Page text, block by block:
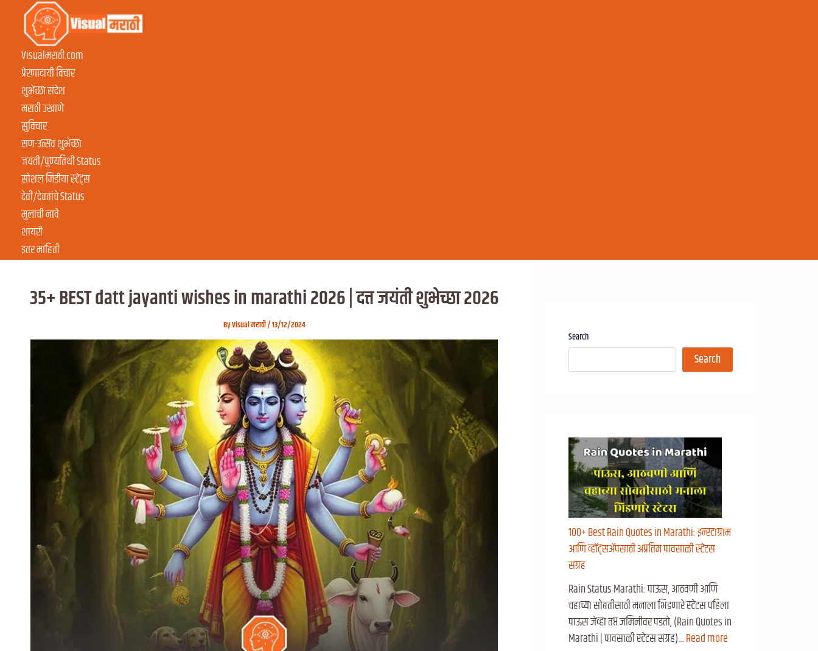
Visualमराठी.com
प्रेरणादायी विचार
शुभेच्छा संदेश
मराठी उखाणे
सुविचार
सण-उत्सव शुभेच्छा
जयंती/पुण्यतिथी Status
सोशल मिडीया स्टेट्स
देवी/देवतांचे Status
मुलांची नावे
शायरी
इतर माहिती
35+ BEST datt jayanti wishes in marathi 2026 | दत्त जयंती शुभेच्छा २०२६
ByVisual मराठी/13/12/2024
Search
Search
100+ Best Rain Quotes in Marathi: इन्स्टाग्राम
आणि व्हॉट्सॲपसाठी अप्रतिम पावसाळी स्टेटस
संग्रह
Rain Status Marathi: पाऊस, आठवणी आणि
चहाच्या सोबतीसाठी मनाला भिडणारे स्टेटस पहिला
पाऊस जेव्हा तप्त जमिनीवर पडतो, (Rain Quotes in
Marathi | पावसाळी स्टेटस संग्रह)…Read more